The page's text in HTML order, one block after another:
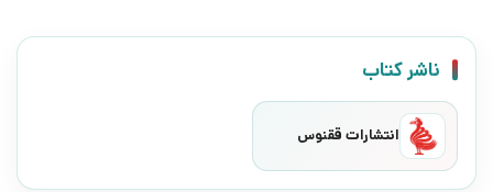
ناشر کتاب
انتشارات ققنوس